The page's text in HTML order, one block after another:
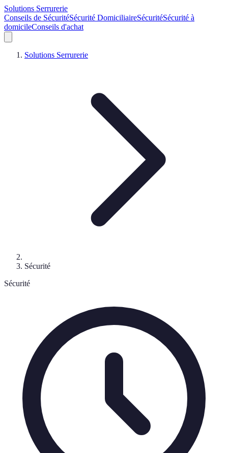
Solutions Serrurerie
Conseils de SécuritéSécurité DomiciliaireSécuritéSécurité à
domicileConseils d'achat
Solutions Serrurerie
Sécurité
Sécurité